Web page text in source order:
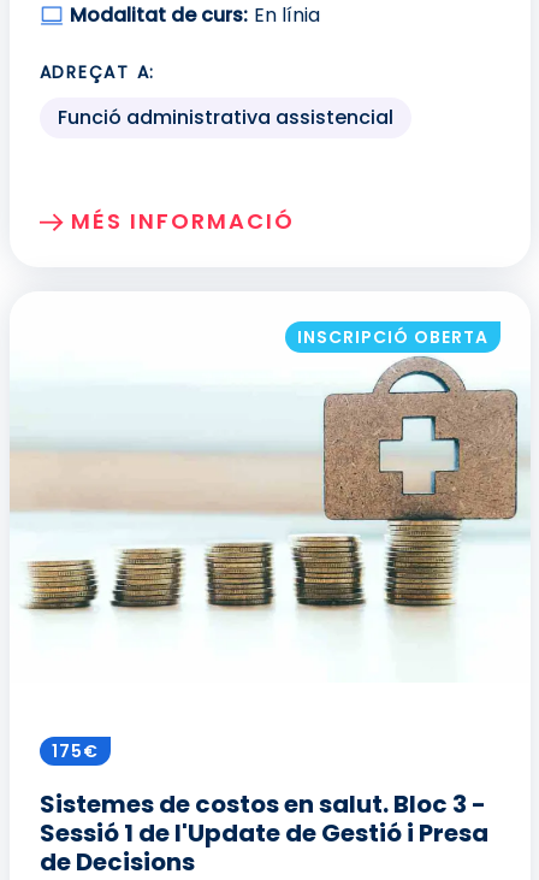
Modalitat de curs: En línia
ADREÇAT A:
Funció administrativa assistencial
MÉS INFORMACIÓ
SOBRE: ATENCIÓ I GESTIÓ
175€
Sistemes de costos en salut. Bloc 3 -
Sessió 1 de l'Update de Gestió i Presa
de Decisions
INSCRIPCIÓ OBERTA